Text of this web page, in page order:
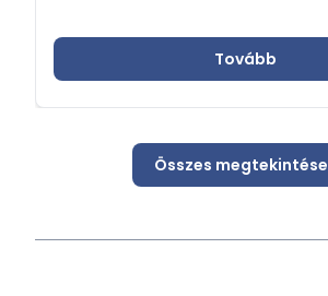
Tovább
Összes megtekintése